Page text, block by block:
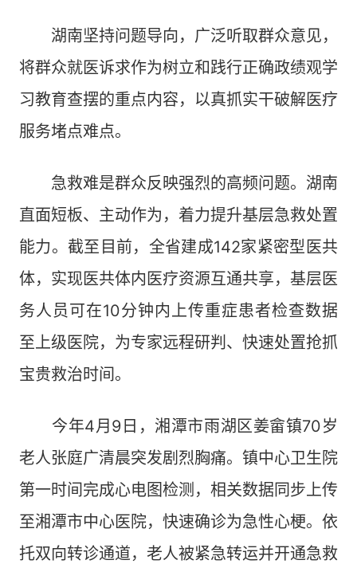
湖南坚持问题导向，广泛听取群众意见，
将群众就医诉求作为树立和践行正确政绩观学
习教育查摆的重点内容，以真抓实干破解医疗
服务堵点难点。
急救难是群众反映强烈的高频问题。湖南
直面短板、主动作为，着力提升基层急救处置
能力。截至目前，全省建成142家紧密型医共
体，实现医共体内医疗资源互通共享，基层医
务人员可在10分钟内上传重症患者检查数据
至上级医院，为专家远程研判、快速处置抢抓
宝贵救治时间。
今年4月9日，湘潭市雨湖区姜畲镇70岁
老人张庭广清晨突发剧烈胸痛。镇中心卫生院
第一时间完成心电图检测，相关数据同步上传
至湘潭市中心医院，快速确诊为急性心梗。依
托双向转诊通道，老人被紧急转运并开通急救